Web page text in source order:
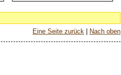
Eine Seite zurück Nach oben